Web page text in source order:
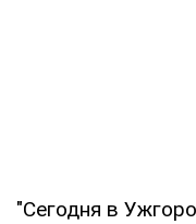
"Сегодня в